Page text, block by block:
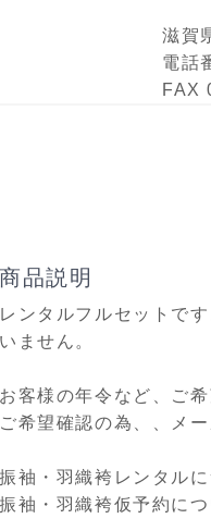
滋賀
電話
FAX
商品説明
レンタルフルセットで
いません。
お客様の年令など、ご
ご希望確認の為、、メ
振袖・羽織袴レンタルに
振袖・羽織袴仮予約につ